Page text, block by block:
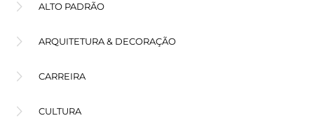
ALTO PADRÃO
ARQUITETURA & DECORAÇÃO
CARREIRA
CULTURA